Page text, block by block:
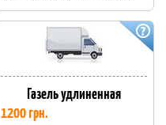
Газель удлиненная
1200 грн.